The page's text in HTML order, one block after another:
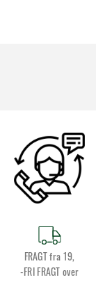
FRAGT fra 19,
-FRI FRAGT over